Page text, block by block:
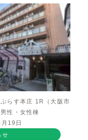
らす本庄 1R（大阪市
性・女性棟
19日
せ